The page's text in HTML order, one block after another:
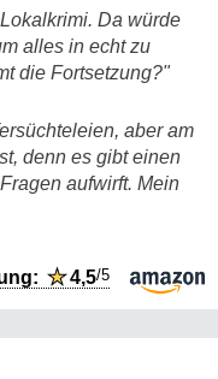
Da würde
alles in echt zu
die Fortsetzung?"
aber am
denn es gibt einen
aufwirft. Mein
★4,5/5